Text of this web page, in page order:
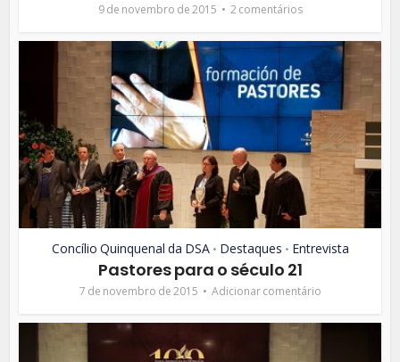
9 de novembro de 2015 2 comentários
Concílio Quinquenal da DSA • Destaques • Entrevista
Pastores para o século 21
7 de novembro de 2015 Adicionar comentário